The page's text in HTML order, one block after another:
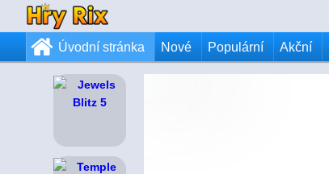
Úvodní stránka Nové Populární Akční